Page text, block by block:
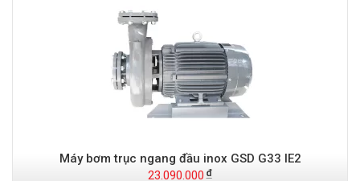
Máy bơm trục ngang đầu inox GSD G33 IE2
23.090.000